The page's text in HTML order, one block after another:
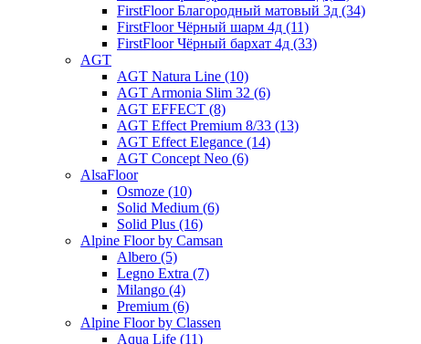
FirstFloor Благородный матовый 3д (34)
FirstFloor Чёрный шарм 4д (11)
FirstFloor Чёрный бархат 4д (33)
AGT
AGT Natura Line (10)
AGT Armonia Slim 32 (6)
AGT EFFECT (8)
AGT Effect Premium 8/33 (13)
AGT Effect Elegance (14)
AGT Concept Neo (6)
AlsaFloor
Osmoze (10)
Solid Medium (6)
Solid Plus (16)
Alpine Floor by Camsan
Albero (5)
Legno Extra (7)
Milango (4)
Premium (6)
Alpine Floor by Classen
Aqua Life (11)